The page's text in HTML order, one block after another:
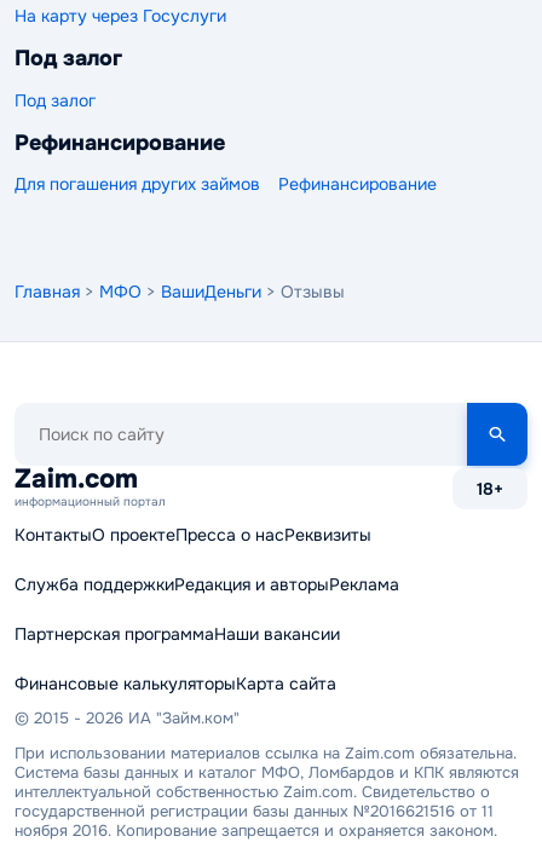
На карту через Госуслуги
Под залог
Под залог
Рефинансирование
Для погашения других займов Рефинансирование
Главная > МФО > ВашиДеньги > Отзывы
сайту
Zaim.com
информационный портал
18+
КонтактыО проектеПресса о насРеквизиты
Служба поддержкиРедакция и авторыРеклама
Партнерская программаНаши вакансии
Финансовые калькуляторыКарта сайта
© 2015 - 2026 ИА "Займ.ком"
При использовании материалов ссылка на Zaim.com обязательна.
Система базы данных и каталог МФО, Ломбардов и КПК являются
интеллектуальной собственностью Zaim.com. Свидетельство о
государственной регистрации базы данных №2016621516 от 11
ноября 2016. Копирование запрещается и охраняется законом.